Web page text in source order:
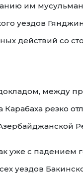
им
уездов
действий со
между
Карабаха резко
уже с падением
уездов